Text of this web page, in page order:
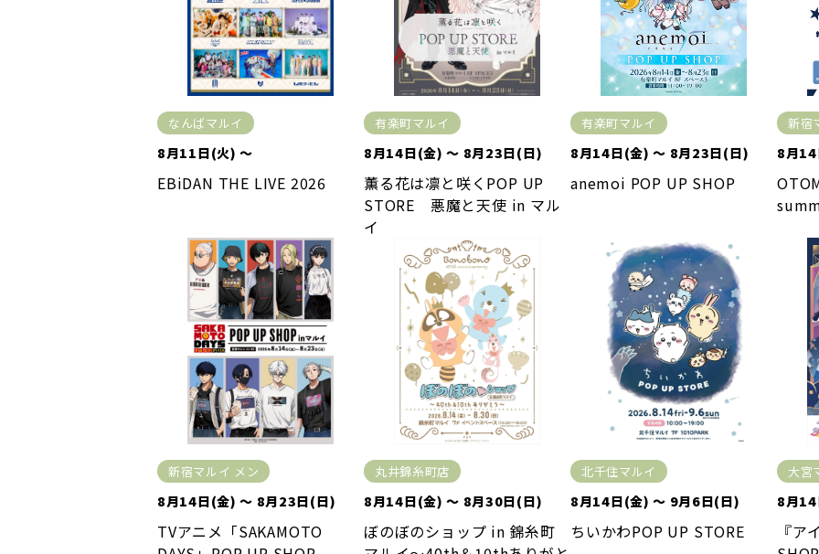
なんばマルイ
8月11日(火) ～
EBiDAN THE LIVE 2026
有楽町マルイ
8月14日(金) ～ 8月23日(日)
薫る花は凛と咲くPOP UP
STORE 悪魔と天使 in マル
イ
有楽町マルイ
8月14日(金) ～ 8月23日(日)
anemoi POP UP SHOP
新宿
8月
新宿マルイ メン
8月14日(金) ～ 8月23日(日)
TVアニメ「SAKAMOTO
丸井錦糸町店
8月14日(金) ～ 8月30日(日)
ぼのぼのショップ in 錦糸町
北千住マルイ
8月14日(金) ～ 9月6日(日)
ちいかわPOP UP STORE
大宮
8月
『ア